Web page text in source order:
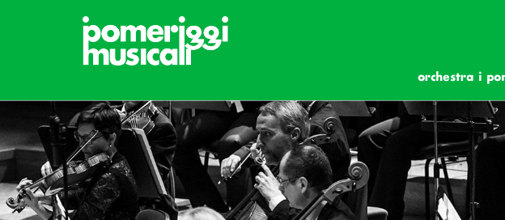
orchestra i